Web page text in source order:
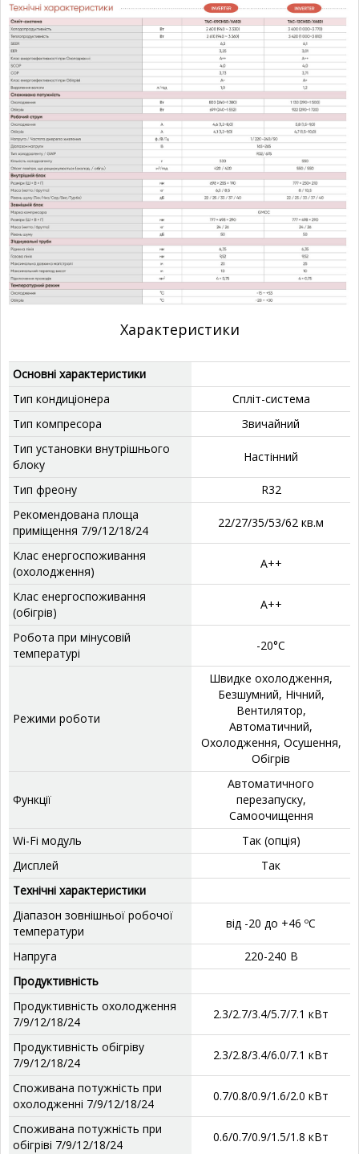
Характеристики
Основні характеристики
Тип кондиціонера
Спліт-система
Тип компресора
Звичайний
Тип установки внутрішнього
блоку
‎Настінний
Тип фреону
‎R32
Рекомендована площа
приміщення 7/9/12/18/24
‎22/27/35/53/62 кв.м
Клас енергоспоживання
(охолодження)
А++
Клас енергоспоживання
(обігрів)
А++
Робота при мінусовій
температурі
‎-20°C
Режими роботи
‎Швидке охолодження,
Безшумний, Нічний,
Вентилятор,
Автоматичний,
Охолодження, Осушення,
Обігрів
Функції
‎Автоматичного
перезапуску,
Самоочищення
Wi-Fi модуль
Так (опція)
Дисплей
‎Так
Технічні характеристики
Діапазон зовнішньої робочої
температури
від -20 до +46 ºС
Напруга
220-240 В
Продуктивність
Продуктивність охолодження
7/9/12/18/24
2.3/2.7/3.4/5.7/7.1 кВт
Продуктивність обігріву
7/9/12/18/24
2.3/2.8/3.4/6.0/7.1 кВт
Споживана потужність при
охолодженні 7/9/12/18/24
0.7/0.8/0.9/1.6/2.0 кВт
Споживана потужність при
обігріві 7/9/12/18/24
0.6/0.7/0.9/1.5/1.8 кВт